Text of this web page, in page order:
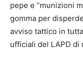
pepe e “munizioni
gomma per
avviso tattico in
ufficiali del LAPD di